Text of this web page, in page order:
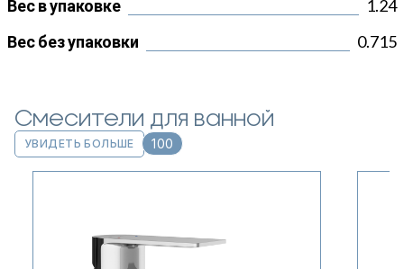
Вес в упаковке
1.24
Вес без упаковки
0.715
Смесители для ванной
УВИДЕТЬ БОЛЬШЕ 100